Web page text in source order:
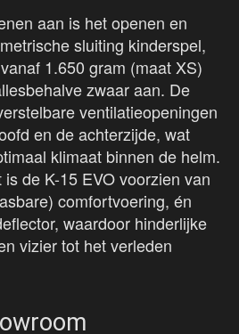
aan is het openen en
sluiting kinderspel,
1.650 gram (maat XS)
zwaar aan. De
ventilatieopeningen
en de achterzijde, wat
klimaat binnen de helm.
de K-15 EVO voorzien van
comfortvoering, én
waardoor hinderlijke
vizier tot het verleden